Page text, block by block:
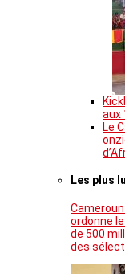
aux
Le
Les plus
ordonne
de 500
des